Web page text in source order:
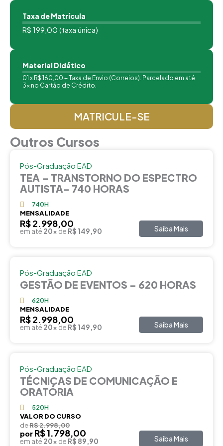
AUTISTA
Taxa de Matrícula
R$ 199,00 (taxa única)
Material Didático
01 x R$ 160,00 + Taxa de Envio (Correios). Parcelado em até
3x no Cartão de Crédito.
MATRICULE-SE
Outros Cursos
Pós-Graduação EAD
TEA – TRANSTORNO DO ESPECTRO
AUTISTA- 740 HORAS
740H
MENSALIDADE
R$ 2.998,00
em até 20xde R$ 149,90 Saiba Mais
Pós-Graduação EAD
GESTÃO DE EVENTOS – 620 HORAS
620H
MENSALIDADE
R$ 2.998,00
em até 20xde R$ 149,90 Saiba Mais
Pós-Graduação EAD
TÉCNICAS DE COMUNICAÇÃO E
ORATÓRIA
520H
VALOR DO CURSO
deR$ 2.998,00
por R$ 1.798,00
em até 20x de R$ 89,90 Saiba Mais